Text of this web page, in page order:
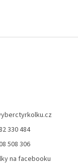
330 484
508 306
na facebooku